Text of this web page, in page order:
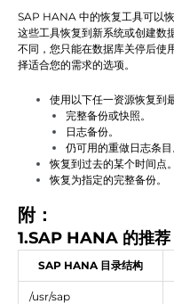
SAP HANA 中的恢复工具可以
这些工具恢复到新系统或创建数
不同，您只能在数据库关停后使
择适合您的需求的选项。
使用以下任一资源恢复到
完整备份或快照。
日志备份。
仍可用的重做日志条目
恢复到过去的某个时间点。
恢复为指定的完整备份。
附：
1.SAP HANA 的推
SAP HANA 目录结构
/usr/sap